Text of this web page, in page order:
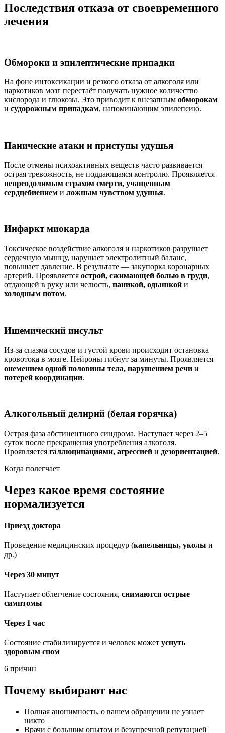
Последствия отказа от своевременного
лечения
Обмороки и эпилептические припадки
На фоне интоксикации и резкого отказа от алкоголя или
наркотиков мозг перестаёт получать нужное количество
кислорода и глюкозы. Это приводит к внезапным обморокам
и судорожным припадкам, напоминающим эпилепсию.
Панические атаки и приступы удушья
После отмены психоактивных веществ часто развивается
острая тревожность, не поддающаяся контролю. Проявляется
непреодолимым страхом смерти, учащенным
сердцебиением и ложным чувством удушья.
Инфаркт миокарда
Токсическое воздействие алкоголя и наркотиков разрушает
сердечную мышцу, нарушает электролитный баланс,
повышает давление. В результате — закупорка коронарных
артерий. Проявляется острой, сжимающей болью в груди,
отдающей в руку или челюсть, паникой, одышкой и
холодным потом.
Ишемический инсульт
Из-за спазма сосудов и густой крови происходит остановка
кровотока в мозге. Нейроны гибнут за минуты. Проявляется
онемением одной половины тела, нарушением речи и
потерей координации.
Алкогольный делирий (белая горячка)
Острая фаза абстинентного синдрома. Наступает через 2–5
суток после прекращения употребления алкоголя.
Проявляется галлюцинациями, агрессией и дезориентацией.
Когда полегчает
Через какое время состояние
нормализуется
Приезд доктора
Проведение медицинских процедур (капельницы, уколы и
др.)
Через 30 минут
Наступает облегчение состояния, снимаются острые
симптомы
Через 1 час
Состояние стабилизируется и человек может уснуть
здоровым сном
6 причин
Почему выбирают нас
Полная анонимность, о вашем обращении не узнает
никто
Врачи с большим опытом и безупречной репутацией